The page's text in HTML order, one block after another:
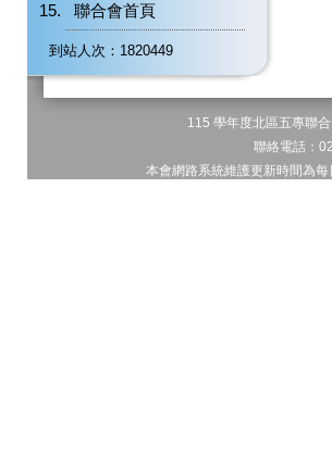
聯合會首頁
到站人次：1820449
115 學年度北區五專聯
聯絡電話
本會網路系統維護更新時間為